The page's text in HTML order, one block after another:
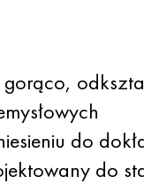
do
do